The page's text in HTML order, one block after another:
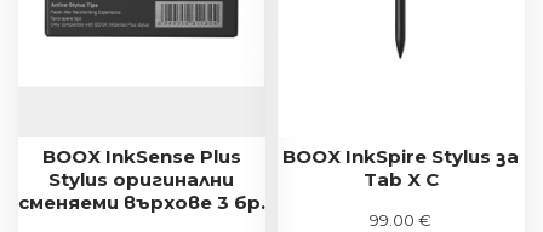
BOOX InkSense Plus
Stylus оригинални
сменяеми върхове 3 бр.
BOOX InkSpire Stylus за
Tab X C
99.00 €